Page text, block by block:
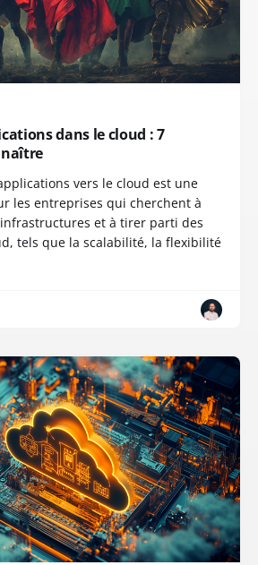
dans le cloud : 7
vers le cloud est une
les entreprises qui cherchent à
et à tirer parti des
tels que la scalabilité, la flexibilité